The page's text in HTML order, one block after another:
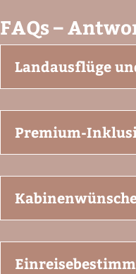
FAQs –
Landausflüge
Premium-